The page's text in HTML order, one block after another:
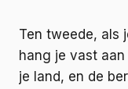
Ten tweede, als
hang je vast
je land, en de